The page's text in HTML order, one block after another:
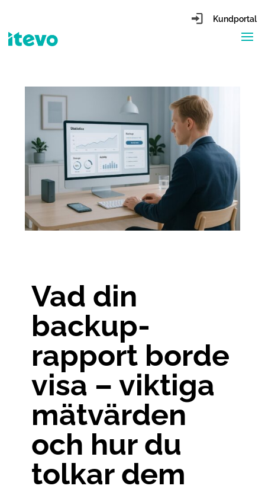
Kundportal
Vad din
backup-
rapport borde
visa – viktiga
mätvärden
och hur du
tolkar dem